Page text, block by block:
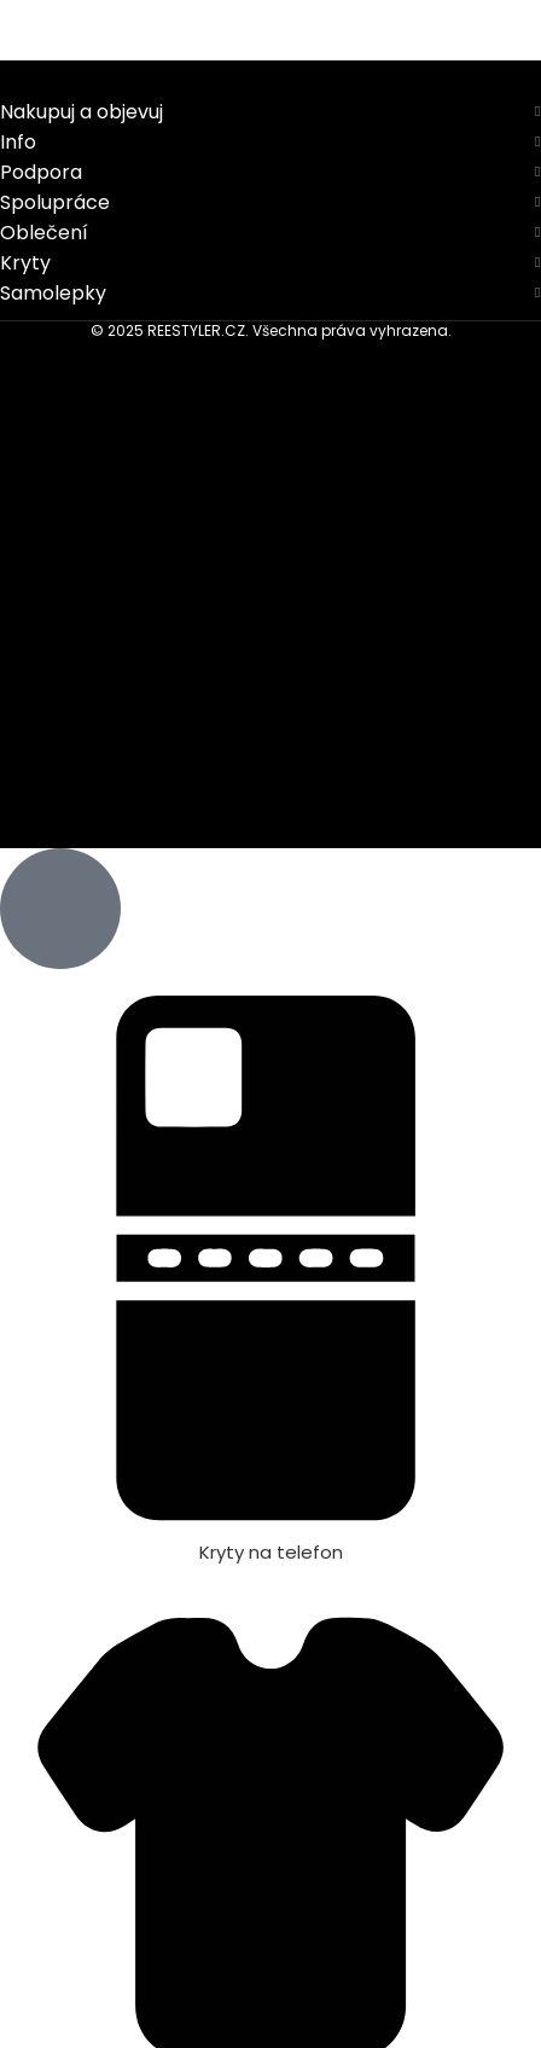
Nakupuj a objevuj
Info
Podpora
Spolupráce
Oblečení
Kryty
Samolepky
© 2025 REESTYLER.CZ. Všechna práva vyhrazena.
Kryty na telefon